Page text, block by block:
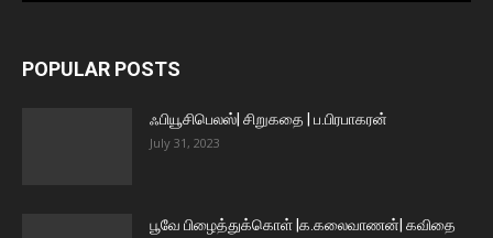
POPULAR POSTS
ஃபியூசிபெலஸ்| சிறுகதை | ப.பிரபாகரன்
July 31, 2023
பூவே பிழைத்துக்கொள் |க.கலைவாணன்| கவிதை